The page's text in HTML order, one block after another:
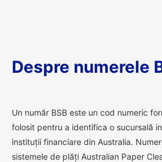
Despre numerele
Un număr BSB este un cod numeric
folosit pentru a identifica o sucursală
instituții financiare din Australia.
sistemele de plăți Australian Paper